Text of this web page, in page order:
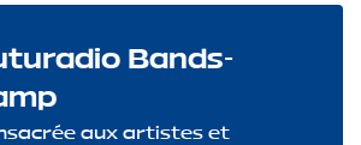
Bands-
aux artistes et